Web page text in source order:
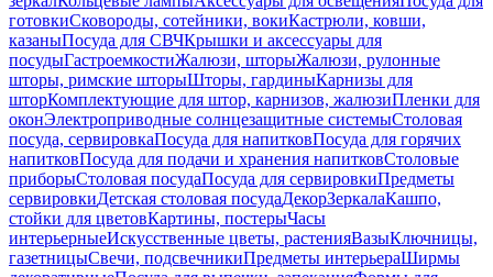
готовкиСковороды, сотейники, вокиКастрюли, ковши,
казаныПосуда для СВЧКрышки и аксессуары для
посудыГастроемкостиЖалюзи, шторыЖалюзи, рулонные
шторы, римские шторыШторы, гардиныКарнизы для
шторКомплектующие для штор, карнизов, жалюзиПленки для
оконЭлектроприводные солнцезащитные системыСтоловая
посуда, сервировкаПосуда для напитковПосуда для горячих
напитковПосуда для подачи и хранения напитковСтоловые
приборыСтоловая посудаПосуда для сервировкиПредметы
сервировкиДетская столовая посудаДекорЗеркалаКашпо,
стойки для цветовКартины, постерыЧасы
интерьерныеИскусственные цветы, растенияВазыКлючницы,
газетницыСвечи, подсвечникиПредметы интерьераШирмы